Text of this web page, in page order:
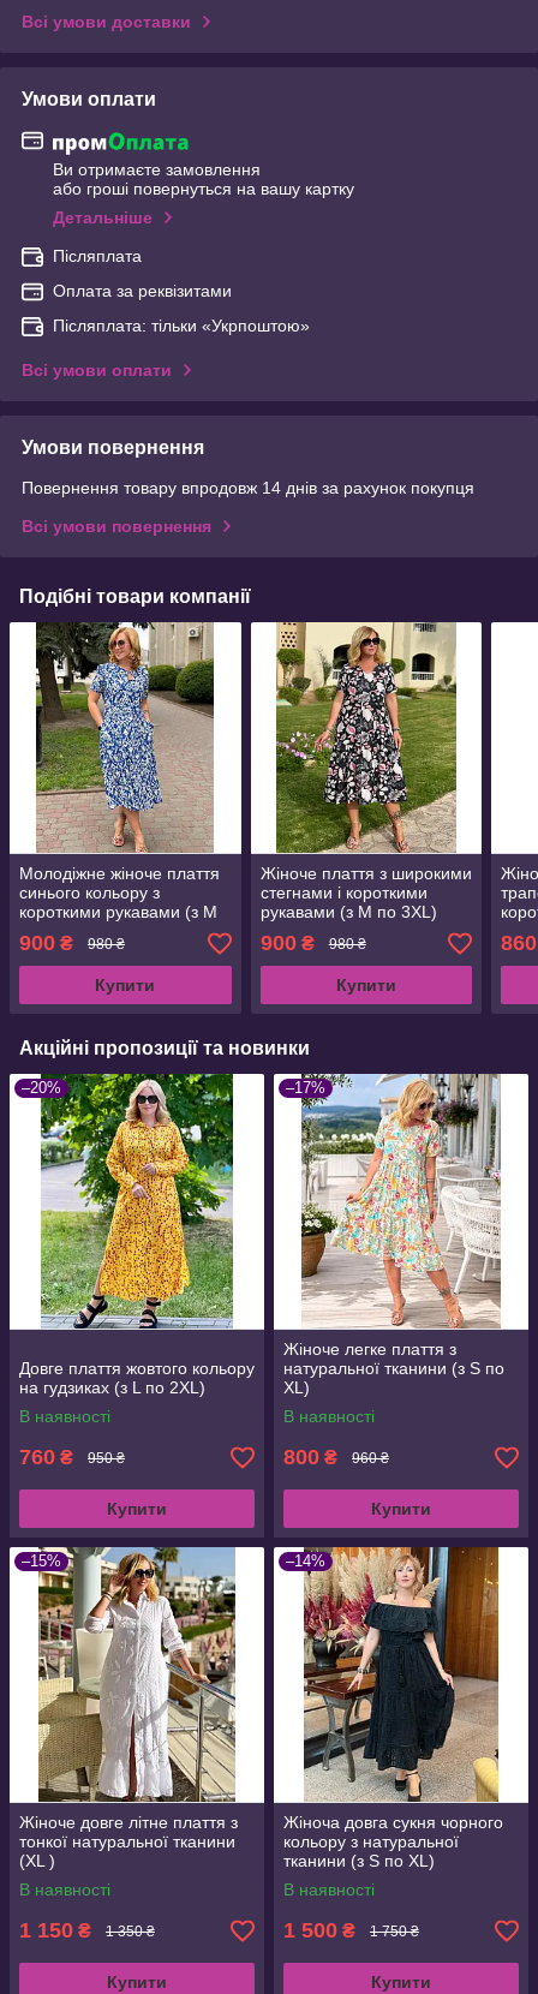
Всі умови доставки
Умови оплати
Ви отримаєте замовлення
або гроші повернуться на вашу картку
Детальніше
Післяплата
Оплата за реквізитами
Післяплата: тільки «Укрпоштою»
Всі умови оплати
Умови повернення
Повернення товару впродовж 14 днів за рахунок покупця
Всі умови повернення
Подібні товари компанії
Молодіжне жіноче плаття
синього кольору з
короткими рукавами (з M
по 2XL)
900 ₴ 980 ₴
Купити
Жіноче плаття з широкими
стегнами і короткими
рукавами (з M по 3XL)
900₴ 980 ₴
Купити
по
860
Акційні пропозиції та новинки
–20%
Довге плаття жовтого кольору
на гудзиках (з L по 2XL)
В наявності
760 ₴ 950 ₴
Купити
–17%
Жіноче легке плаття з
натуральної тканини (з S по
XL)
В наявності
800 ₴ 960 ₴
Купити
–15%
Жіноче довге літне плаття з
тонкої натуральної тканини
(XL )
В наявності
1 150 ₴ 1 350 ₴
Купити
–14%
Жіноча довга сукня чорного
кольору з натуральної
тканини (з S по XL)
В наявності
1 500 ₴ 1 750 ₴
Купити